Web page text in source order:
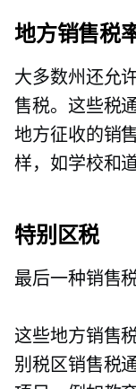
地方销售税
大多数州还允
售税。这些税
地方征收的销
样，如学校和
特别区税
最后一种销售
这些地方销售
别税区销售税